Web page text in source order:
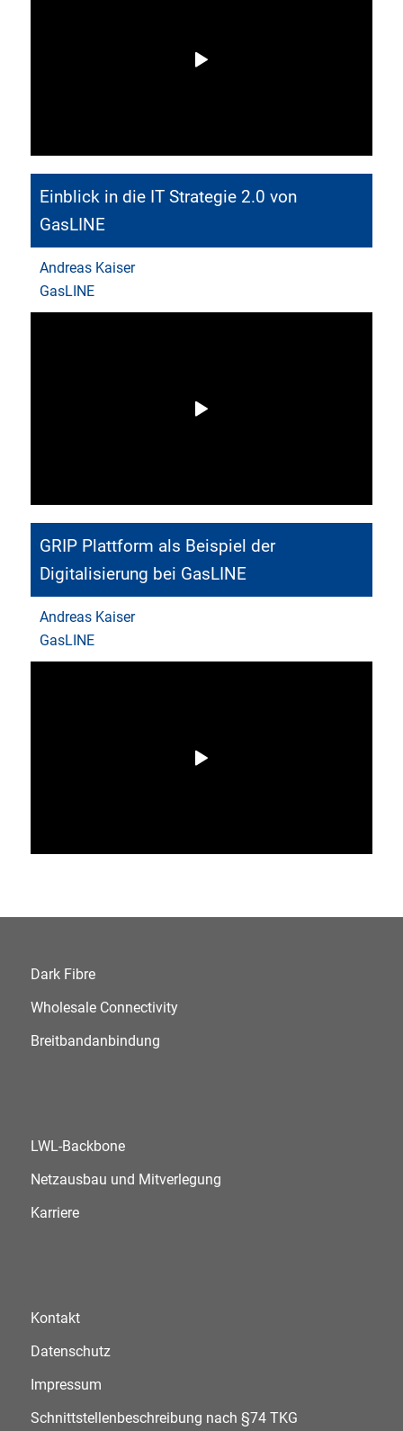
Einblick in die IT Strategie 2.0 von
GasLINE
Andreas Kaiser
GasLINE
GRIP Plattform als Beispiel der
Digitalisierung bei GasLINE
Andreas Kaiser
GasLINE
Dark Fibre
Wholesale Connectivity
Breitbandanbindung
LWL-Backbone
Netzausbau und Mitverlegung
Karriere
Kontakt
Datenschutz
Impressum
Schnittstellenbeschreibung nach §74 TKG